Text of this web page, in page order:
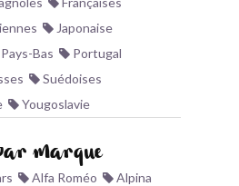
Japonaise
Pays-Bas
Portugal
Suédoises
Yougoslavie
marque
Alfa Roméo
Alpina